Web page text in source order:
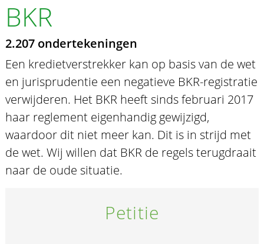
BKR
2.207 ondertekeningen
Een kredietverstrekker kan op basis van de wet
en jurisprudentie een negatieve BKR-registratie
verwijderen. Het BKR heeft sinds februari 2017
haar reglement eigenhandig gewijzigd,
waardoor dit niet meer kan. Dit is in strijd met
de wet. Wij willen dat BKR de regels terugdraait
naar de oude situatie.
Petitie